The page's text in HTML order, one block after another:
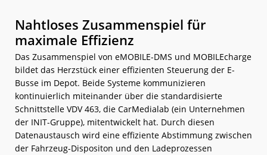
Nahtloses Zusammenspiel für
maximale Effizienz
Das Zusammenspiel von eMOBILE-DMS und MOBILEcharge
bildet das Herzstück einer effizienten Steuerung der E-
Busse im Depot. Beide Systeme kommunizieren
kontinuierlich miteinander über die standardisierte
Schnittstelle VDV 463, die CarMedialab (ein Unternehmen
der INIT-Gruppe), mitentwickelt hat. Durch diesen
Datenaustausch wird eine effiziente Abstimmung zwischen
der Fahrzeug-Dispositon und den Ladeprozessen